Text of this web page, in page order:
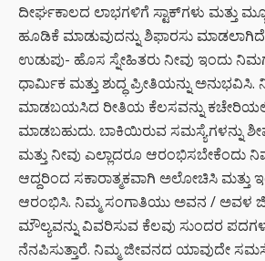
ದೀರ್ಘಕಾಲದ ಲಾಭಗಳಿಗೆ ಸ್ಟಾಕ್‌ಗಳು ಮತ್ತು
ಹೂಡಿಕೆ ಮಾಡುವುದನ್ನು ಶಿಫಾರಸು
ಉಡುಪು- ಹೊಸ ಸ್ನೇಹಿತರು ನೀವು ಇಂದು
ಧಾರ್ಮಿಕ ಮತ್ತು ಶುದ್ಧ ಪ್ರೀತಿಯನ್ನು
ಮಾಡಬಯಸಿದ ರೀತಿಯ ಕೆಲಸವನ್ನು ಕಚೇರಿಯಲ್ಲಿ
ಮಾಡಬಹುದು. ಬಾಕಿಯಿರುವ ಸಮಸ್ಯೆಗಳನ್ನು
ಮತ್ತು ನೀವು ಎಲ್ಲಾದರೂ ಆರಂಭಿಸಬೇಕೆಂದು
ಆದ್ದರಿಂದ ಸಕಾರಾತ್ಮಕವಾಗಿ ಅಲೋಚಿಸಿ ಮತ್ತು
ಆರಂಭಿಸಿ. ನಿಮ್ಮ ಸಂಗಾತಿಯು ಅವನ / ಅವಳ
ಮೌಲ್ಯವನ್ನು ವಿವರಿಸುವ ಕೆಲವು ಸುಂದರ
ನೆನಪಿಸುತ್ತಾರೆ. ನಿಮ್ಮ ಜೀವನದ ಯಾವುದೇ